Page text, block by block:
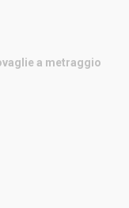
a metraggio